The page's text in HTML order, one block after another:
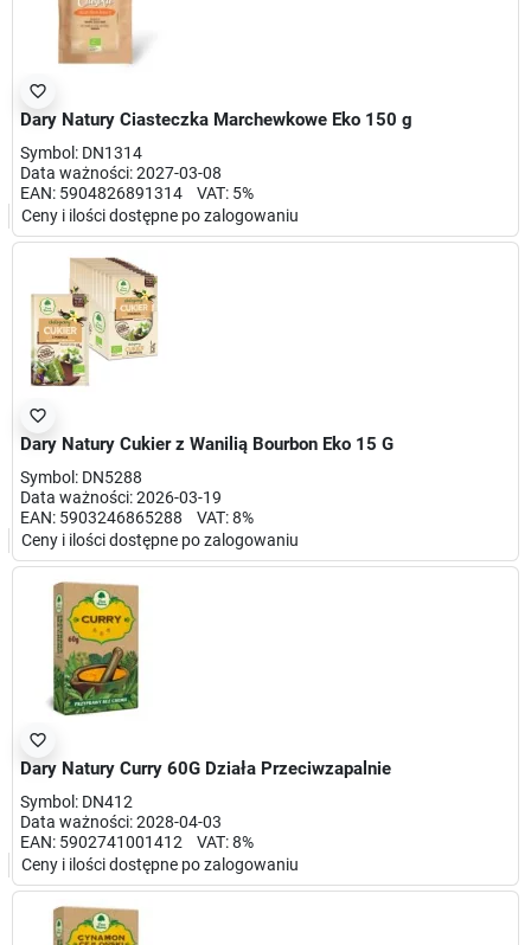
favorite_border
Dary Natury Ciasteczka Marchewkowe Eko 150 g
Symbol: DN1314
Data ważności: 2027-03-08
EAN: 5904826891314 VAT: 5%
Ceny i ilości dostępne po zalogowaniu
favorite_border
Dary Natury Cukier z Wanilią Bourbon Eko 15 G
Symbol: DN5288
Data ważności: 2026-03-19
EAN: 5903246865288 VAT: 8%
Ceny i ilości dostępne po zalogowaniu
favorite_border
Dary Natury Curry 60G Działa Przeciwzapalnie
Symbol: DN412
Data ważności: 2028-04-03
EAN: 5902741001412 VAT: 8%
Ceny i ilości dostępne po zalogowaniu